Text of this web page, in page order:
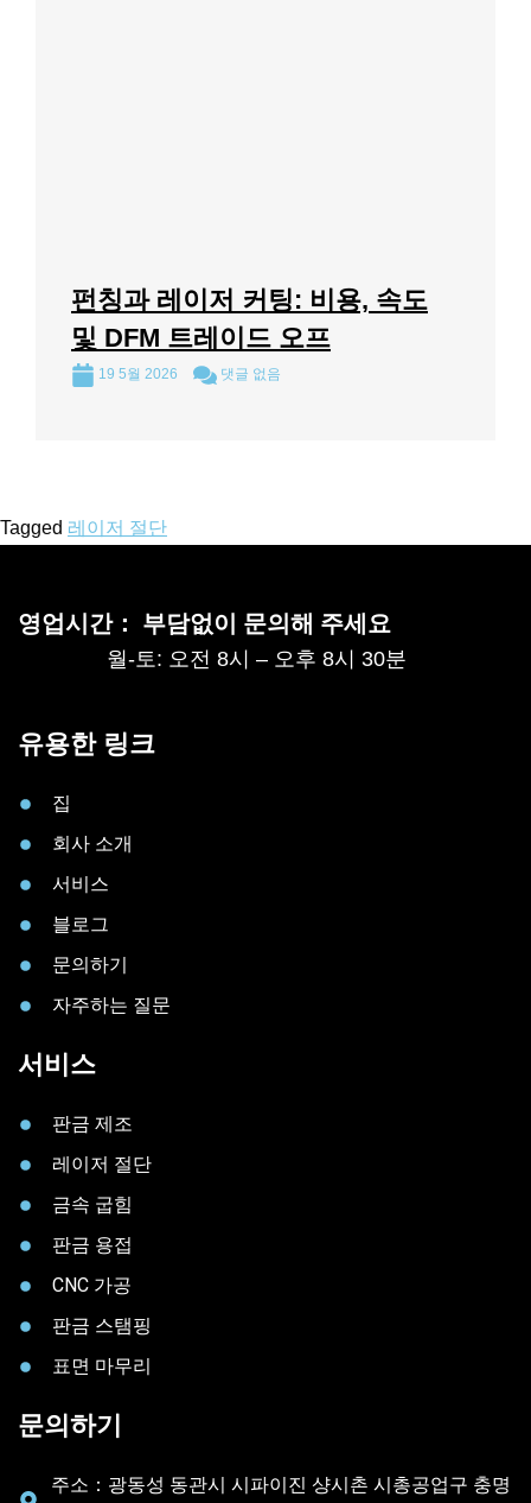
펀칭과 레이저 커팅: 비용, 속도
및 DFM 트레이드 오프
19 5월 2026 댓글 없음
Tagged 레이저 절단
영업시간： 부담없이 문의해 주세요
월-토: 오전 8시 – 오후 8시 30분
유용한 링크
집
회사 소개
서비스
블로그
문의하기
자주하는 질문
서비스
판금 제조
레이저 절단
금속 굽힘
판금 용접
CNC 가공
판금 스탬핑
표면 마무리
문의하기
주소：광동성 동관시 시파이진 샹시촌 시총공업구 충명